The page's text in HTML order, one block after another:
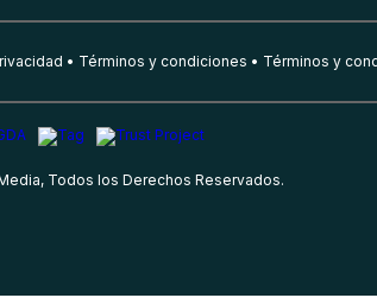
Términos y condiciones Términos y
Todos los Derechos Reservados.